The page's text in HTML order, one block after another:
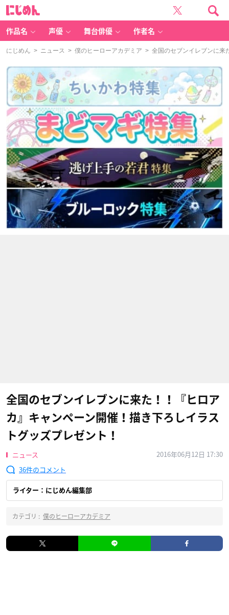
作品名 声優 舞台俳優 作者名
にじめん > ニュース > 僕のヒーローアカデミア > 全国のセブンイレブンに来
全国のセブンイレブンに来た！！『ヒロア
カ』キャンペーン開催！描き下ろしイラス
トグッズプレゼント！
ニュース
2016年06月12日 17:30
36
ライター：にじめん編集部
カテゴリ : 僕のヒーローアカデミア